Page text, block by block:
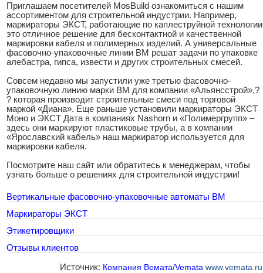
Приглашаем посетителей MosBuild ознакомиться с нашим
ассортиментом для строительной индустрии. Например,
маркираторы ЭКСТ, работающие по каплеструйной
это отличное решение для бесконтактной и качественной
маркировки кабеля и полимерных изделий. А универсальные
фасовочно-упаковочные линии ВМ решат задачи по упаковке
алебастра, гипса, извести и других строительных смесей.
Совсем недавно мы запустили уже третью фасовочно-
упаковочную линию марки ВМ для компании «Альянсстрой»,?
? которая производит строительные смеси под торговой
маркой «Диана». Еще раньше установили маркираторы ЭКСТ
Моно и ЭКСТ Дата в компаниях Nashorn и «Полимергрупп» –
здесь они маркируют пластиковые трубы, а в компании
«Ярославский кабель» наш маркиратор используется для
маркировки кабеля.
Посмотрите наш сайт или обратитесь к менеджерам, чтобы
узнать больше о решениях для строительной индустрии!
Вертикальные фасовочно-упаковочные автоматы BM
Маркираторы ЭКСТ
Этикетировщики
Отзывы клиентов
Источник: Компания Вемата/Vemata www.vemata.ru